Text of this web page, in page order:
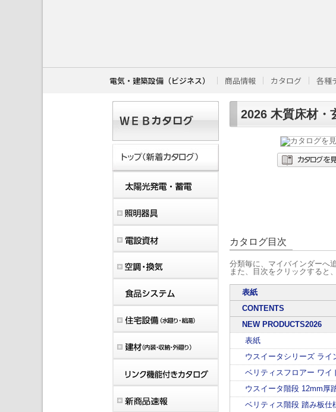
電気・建築設備（ビジネス） 商品情報 カタログ 各種
2026 木質床材・
カタログ目次
分類毎に、マイバインダーへ
また、目次をクリックすると
表紙
CONTENTS
NEW PRODUCTS2026
表紙
ウスイータシリーズ ライ
ベリティスフロアー ワイ
ウスイータ階段 12mm厚
ベリティス階段 踏み板仕